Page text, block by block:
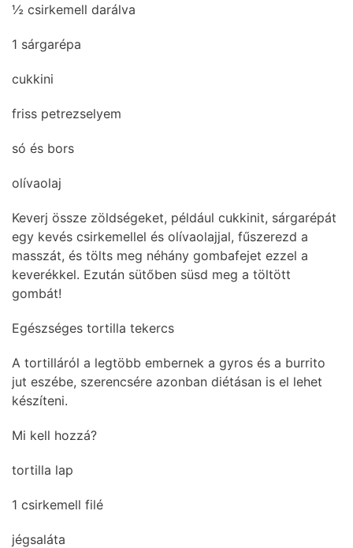
½ csirkemell darálva
1 sárgarépa
cukkini
friss petrezselyem
só és bors
olívaolaj
Keverj össze zöldségeket, például cukkinit, sárgarépát
egy kevés csirkemellel és olívaolajjal, fűszerezd a
masszát, és tölts meg néhány gombafejet ezzel a
keverékkel. Ezután sütőben süsd meg a töltött
gombát!
Egészséges tortilla tekercs
A tortilláról a legtöbb embernek a gyros és a burrito
jut eszébe, szerencsére azonban diétásan is el lehet
készíteni.
Mi kell hozzá?
tortilla lap
1 csirkemell filé
jégsaláta